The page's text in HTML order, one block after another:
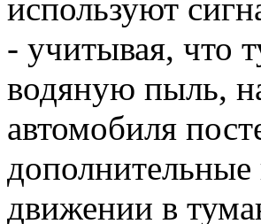
используют
- учитывая, что
водяную пыль,
автомобиля
движении в